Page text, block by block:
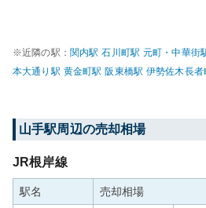
※近隣の駅： 関内駅 石川町駅 元町・中華街
本大通り駅 黄金町駅 阪東橋駅 伊勢佐木長者
山手駅周辺の売却相場
JR根岸線
駅名 売却相場